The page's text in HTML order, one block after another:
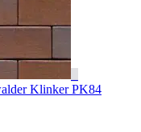
Klinker PK84